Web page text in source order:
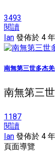
3493
閱讀
Ian 發佈於 4
南無第三世多杰
南無第三
1187
閱讀
Ian 發佈於 4
頁面導覽